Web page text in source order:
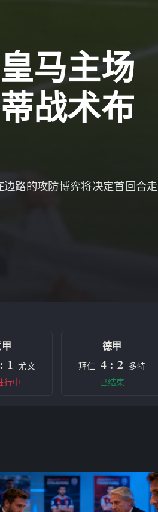
马主场
战术布
路的攻防博弈将决定首回合走
1 尤文
行中
德甲
拜仁 4 : 2 多特
已结束